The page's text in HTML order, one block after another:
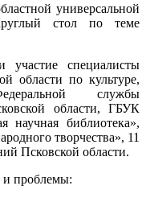
универсальной
стол по теме
участие специалисты
области по культуре,
службы
области, ГБУК
научная библиотека»,
творчества», 11
Псковской области.
и проблемы: